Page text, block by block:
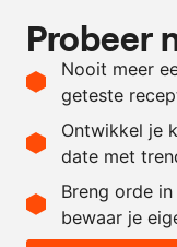
kg.
500
gram
Recept
-
Probeer
Nooit meer
geteste
Ontwikkel je
date met
Breng orde
bewaar je